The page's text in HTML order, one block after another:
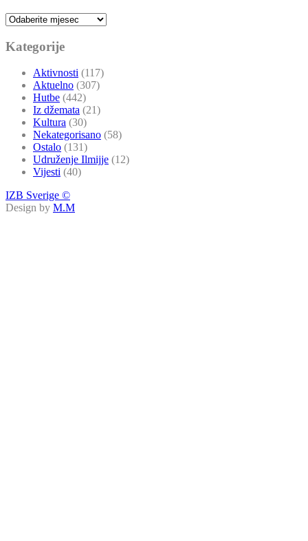
Arhive
Kategorije
Aktivnosti (117)
Aktuelno (307)
Hutbe (442)
Iz džemata (21)
Kultura (30)
Nekategorisano (58)
Ostalo (131)
Udruženje Ilmijje (12)
Vijesti (40)
IZB Sverige ©
Design by M.M